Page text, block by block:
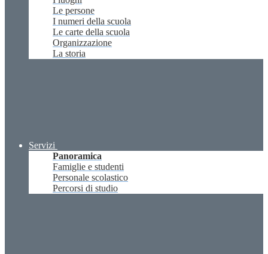
Le persone
I numeri della scuola
Le carte della scuola
Organizzazione
La storia
Servizi
Panoramica
Famiglie e studenti
Personale scolastico
Percorsi di studio